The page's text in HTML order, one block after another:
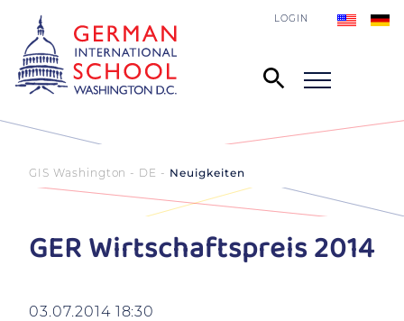
LOGIN
GIS Washington - DE Neuigkeiten
GER Wirtschaftspreis 2014
03.07.2014 18:30